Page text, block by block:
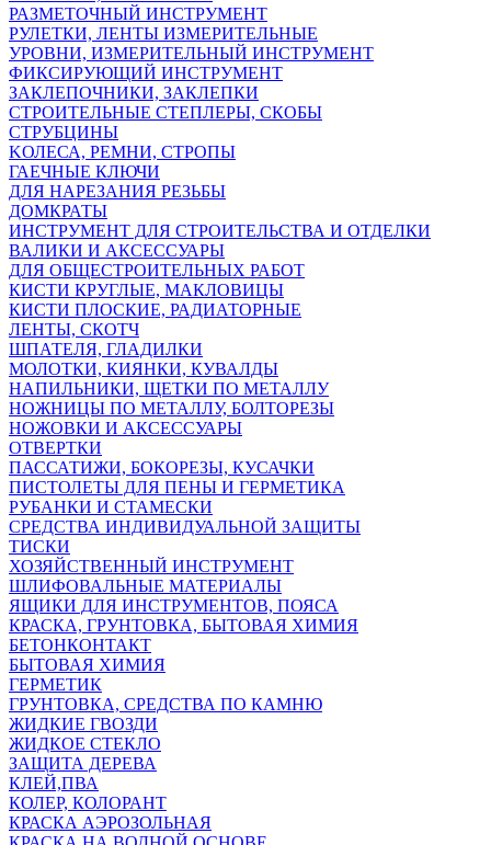
РАЗМЕТОЧНЫЙ ИНСТРУМЕНТ
РУЛЕТКИ, ЛЕНТЫ ИЗМЕРИТЕЛЬНЫЕ
УРОВНИ, ИЗМЕРИТЕЛЬНЫЙ ИНСТРУМЕНТ
ФИКСИРУЮЩИЙ ИНСТРУМЕНТ
ЗАКЛЕПОЧНИКИ, ЗАКЛЕПКИ
СТРОИТЕЛЬНЫЕ СТЕПЛЕРЫ, СКОБЫ
СТРУБЦИНЫ
KОЛЕСА, РЕМНИ, СТРОПЫ
ГАЕЧНЫЕ КЛЮЧИ
ДЛЯ НАРЕЗАНИЯ РЕЗЬБЫ
ДОМКРАТЫ
ИНСТРУМЕНТ ДЛЯ СТРОИТЕЛЬСТВА И ОТДЕЛКИ
ВАЛИКИ И АКСЕССУАРЫ
ДЛЯ ОБЩЕСТРОИТЕЛЬНЫХ РАБОТ
КИСТИ КРУГЛЫЕ, МАКЛОВИЦЫ
КИСТИ ПЛОСКИЕ, РАДИАТОРНЫЕ
ЛЕНТЫ, СКОТЧ
ШПАТЕЛЯ, ГЛАДИЛКИ
МОЛОТКИ, КИЯНКИ, КУВАЛДЫ
НАПИЛЬНИКИ, ЩЕТКИ ПО МЕТАЛЛУ
НОЖНИЦЫ ПО МЕТАЛЛУ, БОЛТОРЕЗЫ
НОЖОВКИ И АКСЕССУАРЫ
ОТВЕРТКИ
ПАССАТИЖИ, БОКОРЕЗЫ, КУСАЧКИ
ПИСТОЛЕТЫ ДЛЯ ПЕНЫ И ГЕРМЕТИКА
РУБАНКИ И СТАМЕСКИ
СРЕДСТВА ИНДИВИДУАЛЬНОЙ ЗАЩИТЫ
ТИСКИ
ХОЗЯЙСТВЕННЫЙ ИНСТРУМЕНТ
ШЛИФОВАЛЬНЫЕ МАТЕРИАЛЫ
ЯЩИКИ ДЛЯ ИНСТРУМЕНТОВ, ПОЯСА
КРАСКА, ГРУНТОВКА, БЫТОВАЯ ХИМИЯ
БЕТОНКОНТАКТ
БЫТОВАЯ ХИМИЯ
ГЕРМЕТИК
ГРУНТОВКА, СРЕДСТВА ПО КАМНЮ
ЖИДКИЕ ГВОЗДИ
ЖИДКОЕ СТЕКЛО
ЗАЩИТА ДЕРЕВА
КЛЕЙ,ПВА
КОЛЕР, КОЛОРАНТ
КРАСКА АЭРОЗОЛЬНАЯ